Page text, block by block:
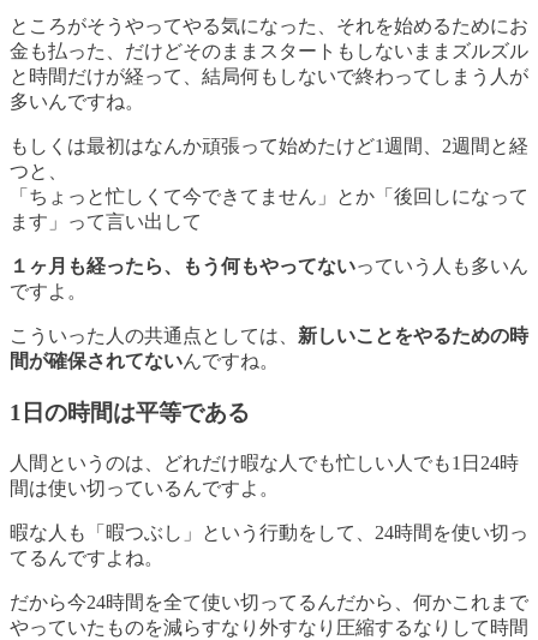
ところがそうやってやる気になった、それを始めるためにお
金も払った、だけどそのままスタートもしないままズルズル
と時間だけが経って、 結局何もしないで終わってしまう人が
多いんですね。
もしくは最初はなんか頑張って始めたけど1週間、2週間と経
つと、
「ちょっと忙しくて今できてません」とか「後回しになって
ます」って言い出して
１ヶ月も経ったら、もう何もやってないっていう人も多いん
ですよ。
こういった人の共通点としては、 新しいことをやるための時
間が確保されてないんですね。
1日の時間は平等である
人間というのは、どれだけ暇な人でも忙しい人でも1日24時
間は使い切っているんですよ。
暇な人も「暇つぶし」という行動をして、24時間を使い切っ
てるんですよね。
だから今24時間を全て使い切ってるんだから、何かこれまで
やっていたものを減らすなり外すなり圧縮するなりして時間